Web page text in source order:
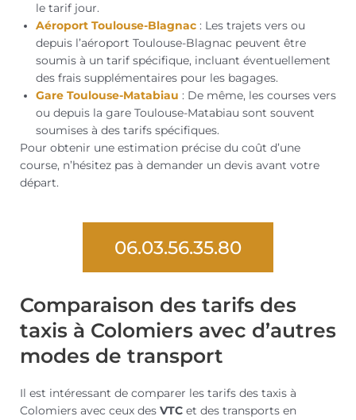
le tarif jour.
Aéroport Toulouse-Blagnac : Les trajets vers ou
depuis l’aéroport Toulouse-Blagnac peuvent être
soumis à un tarif spécifique, incluant éventuellement
des frais supplémentaires pour les bagages.
Gare Toulouse-Matabiau : De même, les courses vers
ou depuis la gare Toulouse-Matabiau sont souvent
soumises à des tarifs spécifiques.
Pour obtenir une estimation précise du coût d’une
course, n’hésitez pas à demander un devis avant votre
départ.
06.03.56.35.80
Comparaison des tarifs des
taxis à Colomiers avec d’autres
modes de transport
Il est intéressant de comparer les tarifs des taxis à
Colomiers avec ceux des VTC et des transports en